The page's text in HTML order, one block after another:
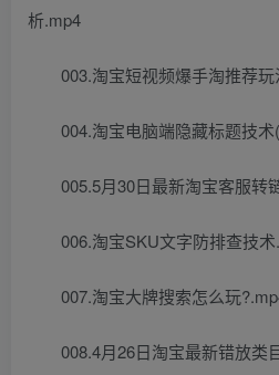
析.mp4
003.淘宝短视频爆手淘推荐
004.淘宝电脑端隐藏标题技
005.5月30日最新淘宝客服转
006.淘宝SKU文字防排查技
007.淘宝大牌搜索怎么玩
008.4月26日淘宝最新错放类